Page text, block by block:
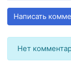
Написать
Нет